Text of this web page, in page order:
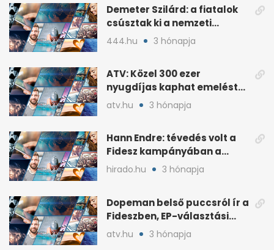
Demeter Szilárd: a fiatalok
csúsztak ki a nemzeti
kultúrából
444.hu 3 hónapja
ATV: Közel 300 ezer
nyugdíjas kaphat emelést
idén a Tisza terve szerint
atv.hu 3 hónapja
Hann Endre: tévedés volt a
Fidesz kampányában a
háborús veszély
hirado.hu 3 hónapja
Dopeman belső puccsról ír a
Fideszben, EP-választási
árral
atv.hu 3 hónapja